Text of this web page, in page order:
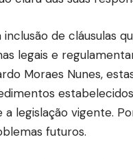
de cláusulas
legais e
Moraes Nunes,
a legislação vigente.
futuros.